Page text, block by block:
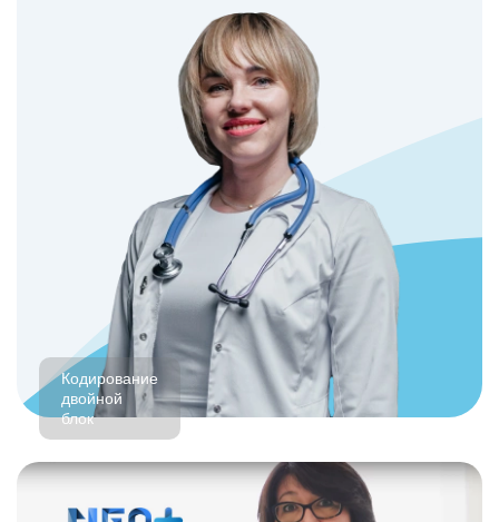
Кодирование
двойной
блок